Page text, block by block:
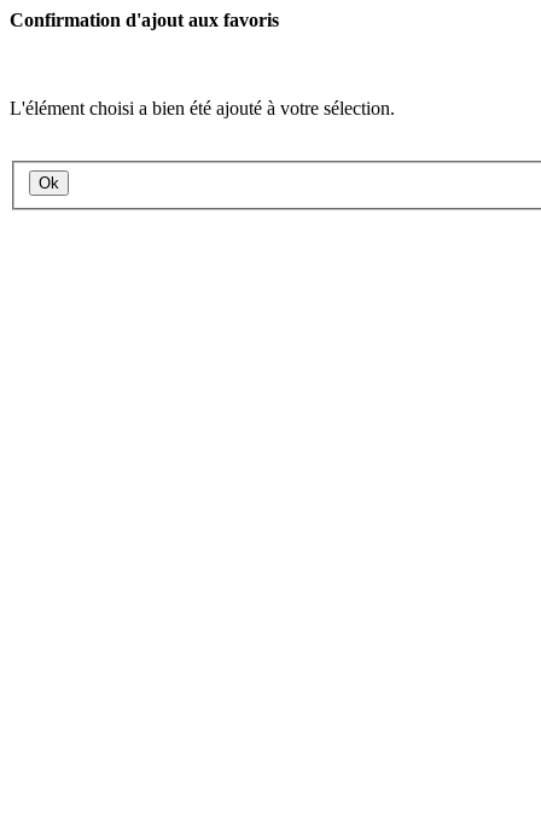
Confirmation d'ajout aux favoris
L'élément choisi a bien été ajouté à votre sélection.